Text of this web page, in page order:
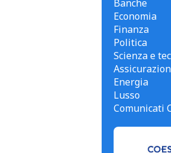
Banche
Economia
Finanza
Politica
Scienza e
Energia
Lusso
Comunicati